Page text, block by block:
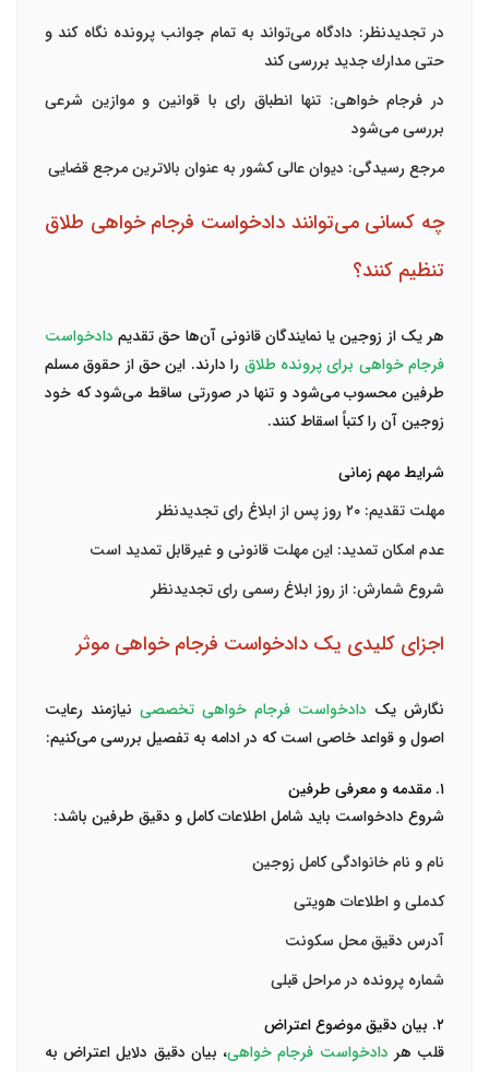
در تجدیدنظر: دادگاه می‌تواند به تمام جوانب پرونده نگاه کند و
حتی مدارك جدید بررسی کند
در فرجام خواهی: تنها انطباق رای با قوانین و موازین شرعی
بررسی می‌شود
مرجع رسیدگی: دیوان عالی کشور به عنوان بالاترین مرجع قضایی
چه کسانی می‌توانند دادخواست فرجام خواهی طلاق
تنظیم کنند؟
هر یک از زوجین یا نمایندگان قانونی آن‌ها حق تقدیم دادخواست
فرجام خواهی برای پرونده طلاق را دارند. این حق از حقوق مسلم
طرفین محسوب می‌شود و تنها در صورتی ساقط می‌شود که خود
زوجین آن را کتباً اسقاط کنند.
شرایط مهم زمانی
مهلت تقدیم: ۲۰ روز پس از ابلاغ رای تجدیدنظر
عدم امکان تمدید: این مهلت قانونی و غیرقابل تمدید است
شروع شمارش: از روز ابلاغ رسمی رای تجدیدنظر
اجزای کلیدی یک دادخواست فرجام خواهی موثر
نگارش یک دادخواست فرجام خواهی تخصصی نیازمند رعایت
اصول و قواعد خاصی است که در ادامه به تفصیل بررسی می‌کنیم:
۱. مقدمه و معرفی طرفین
شروع دادخواست باید شامل اطلاعات کامل و دقیق طرفین باشد:
نام و نام خانوادگی کامل زوجین
کدملی و اطلاعات هویتی
آدرس دقیق محل سکونت
شماره پرونده در مراحل قبلی
۲. بیان دقیق موضوع اعتراض
قلب هر دادخواست فرجام خواهی، بیان دقیق دلایل اعتراض به